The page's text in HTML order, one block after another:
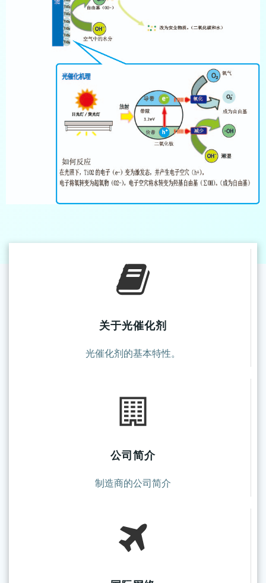
关于光催化剂
光催化剂的基本特性。
公司简介
制造商的公司简介